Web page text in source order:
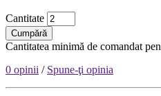
Cantitate
Cumpără
Cantitatea minimă de comandat
0 opinii / Spune-ţi opinia